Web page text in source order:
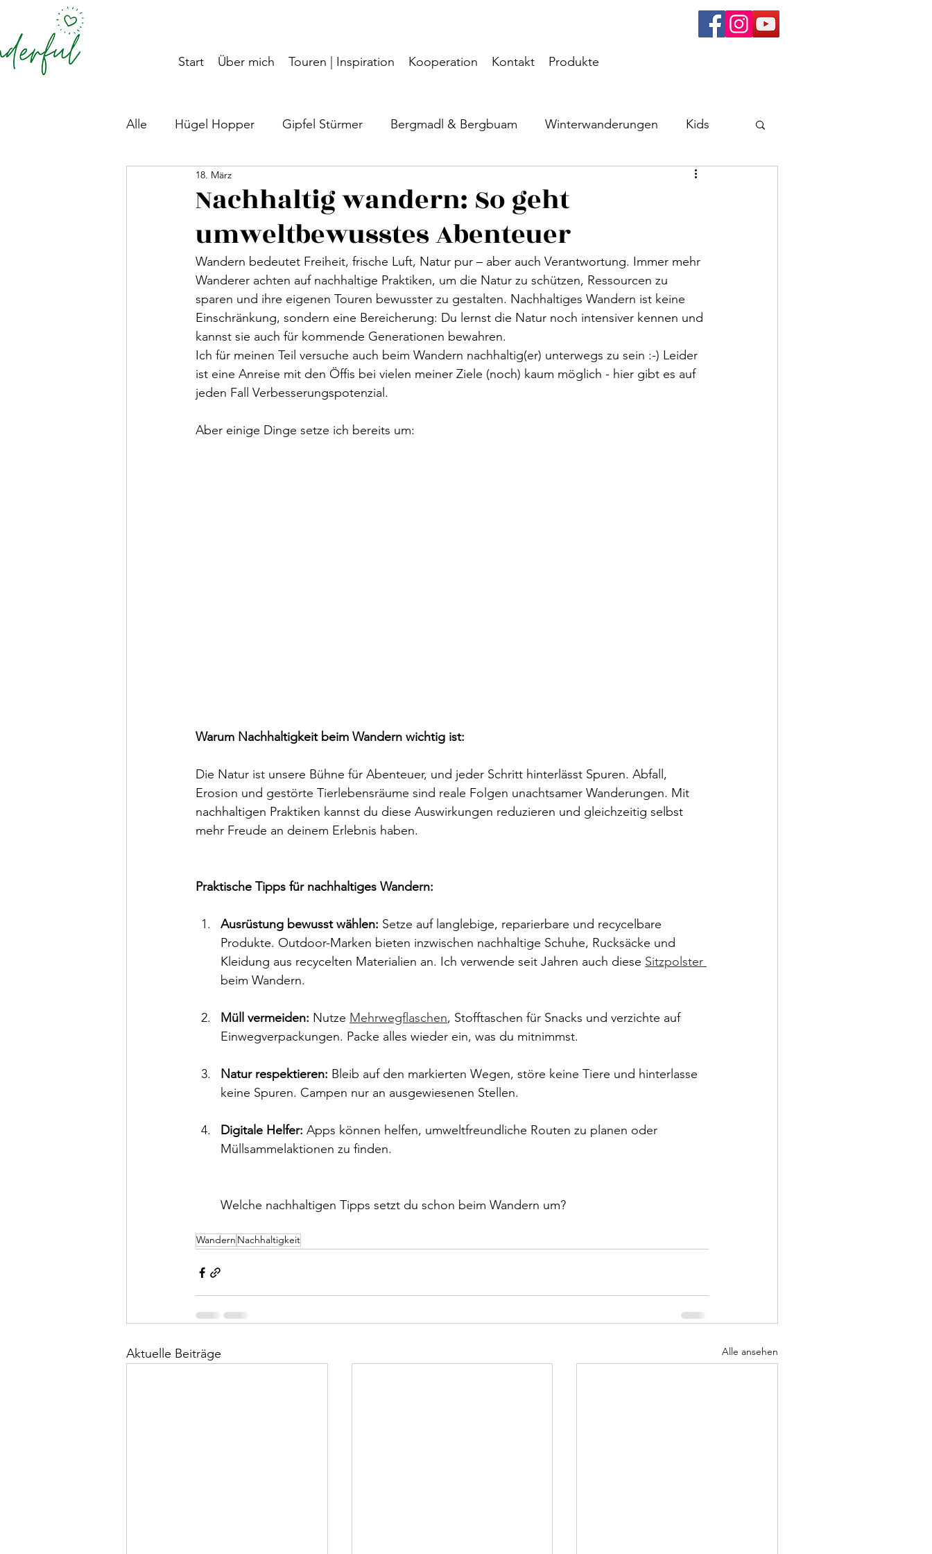
Start Über mich Touren | Inspiration Kooperation Kontakt Produkte
Alle Hügel Hopper Gipfel Stürmer Bergmadl & Bergbuam Winterwanderungen Kids
Steiermark
Hotelempfehlungen Ausflugsziele Nationalpark Kalkalpen Wanderwissen
Nachhaltig wandern: So geht
umweltbewusstes Abenteuer
18. März
Wandern bedeutet Freiheit, frische Luft, Natur pur – aber auch Verantwortung. Immer mehr
Wanderer achten auf nachhaltige Praktiken, um die Natur zu schützen, Ressourcen zu
sparen und ihre eigenen Touren bewusster zu gestalten. Nachhaltiges Wandern ist keine
Einschränkung, sondern eine Bereicherung: Du lernst die Natur noch intensiver kennen und
kannst sie auch für kommende Generationen bewahren.
Ich für meinen Teil versuche auch beim Wandern nachhaltig(er) unterwegs zu sein :-) Leider
ist eine Anreise mit den Öffis bei vielen meiner Ziele (noch) kaum möglich - hier gibt es auf
jeden Fall Verbesserungspotenzial.
Aber einige Dinge setze ich bereits um:
Warum Nachhaltigkeit beim Wandern wichtig ist:
Die Natur ist unsere Bühne für Abenteuer, und jeder Schritt hinterlässt Spuren. Abfall,
Erosion und gestörte Tierlebensräume sind reale Folgen unachtsamer Wanderungen. Mit
nachhaltigen Praktiken kannst du diese Auswirkungen reduzieren und gleichzeitig selbst
mehr Freude an deinem Erlebnis haben.
Praktische Tipps für nachhaltiges Wandern:
Ausrüstung bewusst wählen: Setze auf langlebige, reparierbare und recycelbare
Produkte. Outdoor-Marken bieten inzwischen nachhaltige Schuhe, Rucksäcke und
Kleidung aus recycelten Materialien an. Ich verwende seit Jahren auch diese Sitzpolster
beim Wandern.
Müll vermeiden: Nutze Mehrwegflaschen, Stofftaschen für Snacks und verzichte auf
Einwegverpackungen. Packe alles wieder ein, was du mitnimmst.
Natur respektieren: Bleib auf den markierten Wegen, störe keine Tiere und hinterlasse
keine Spuren. Campen nur an ausgewiesenen Stellen.
Digitale Helfer: Apps können helfen, umweltfreundliche Routen zu planen oder
Müllsammelaktionen zu finden.
Welche nachhaltigen Tipps setzt du schon beim Wandern um?
Wandern Nachhaltigkeit
Aktuelle Beiträge Alle ansehen